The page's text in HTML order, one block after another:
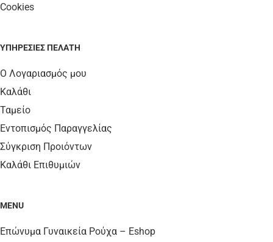
Cookies
ΥΠΗΡΕΣΊΕΣ ΠΕΛΆΤΗ
Ο Λογαριασμός μου
Καλάθι
Ταμείο
Εντοπισμός Παραγγελίας
Σύγκριση Προιόντων
Καλάθι Επιθυμιών
MENU
Επώνυμα Γυναικεία Ρούχα – Eshop